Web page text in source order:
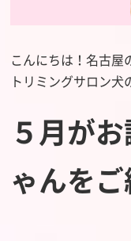
こんにちは！名古屋
トリミングサロン犬
５月が
ゃんを